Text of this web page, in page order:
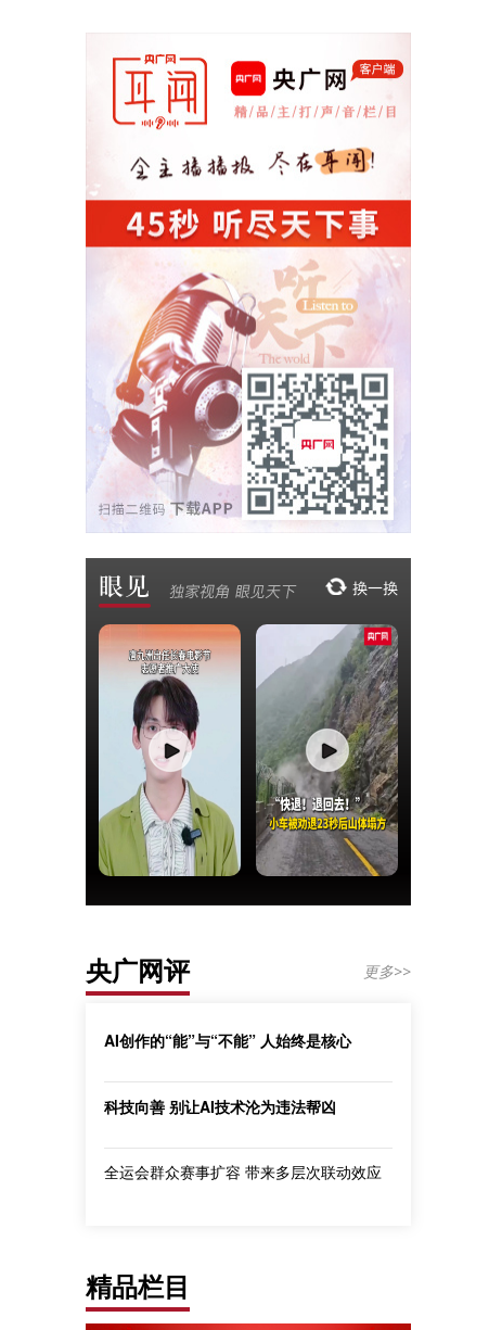
央广网评 更多>>
AI创作的“能”与“不能” 人始终是核心
科技向善 别让AI技术沦为违法帮凶
全运会群众赛事扩容 带来多层次联动效应
精品栏目